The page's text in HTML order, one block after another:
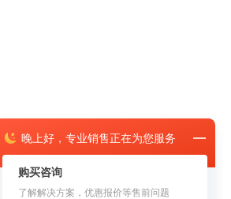
晚上好， 专业销售正在为您服务
购买咨询
了解解决方案，优惠报价等售前问题